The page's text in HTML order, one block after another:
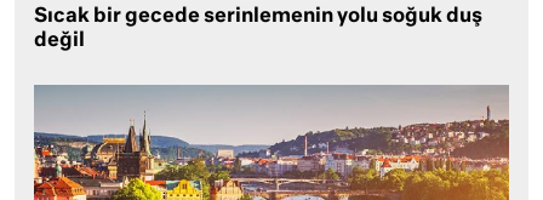
Sıcak bir gecede serinlemenin yolu soğuk duş
değil